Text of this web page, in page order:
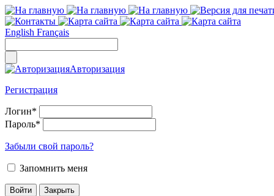
English Français
Авторизация
Регистрация
Логин*
Пароль*
Забыли свой пароль?
Запомнить меня